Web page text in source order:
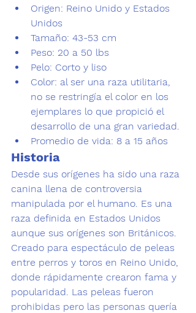
Origen: Reino Unido y Estados
Unidos
Tamaño: 43-53 cm
Peso: 20 a 50 lbs
Pelo: Corto y liso
Color: al ser una raza utilitaria,
no se restringía el color en los
ejemplares lo que propició el
desarrollo de una gran variedad.
Promedio de vida: 8 a 15 años
Historia
Desde sus orígenes ha sido una raza
canina llena de controversia
manipulada por el humano. Es una
raza definida en Estados Unidos
aunque sus orígenes son Británicos.
Creado para espectáculo de peleas
entre perros y toros en Reino Unido,
donde rápidamente crearon fama y
popularidad. Las peleas fueron
prohibidas pero las personas quería